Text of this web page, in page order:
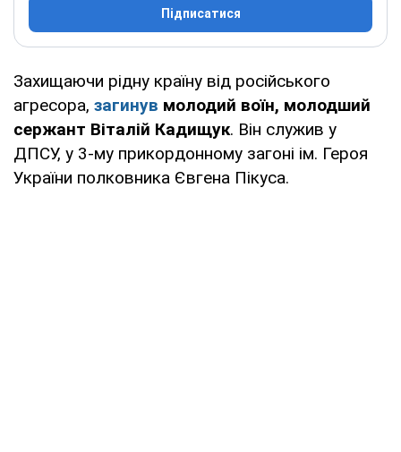
Підписатися
Захищаючи рідну країну від російського
агресора, загинув молодий воїн, молодший
сержант Віталій Кадищук. Він служив у
ДПСУ, у 3-му прикордонному загоні ім. Героя
України полковника Євгена Пікуса.